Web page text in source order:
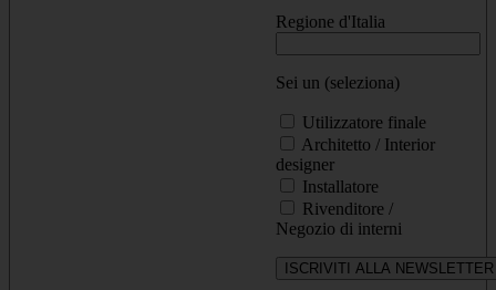
Regione d'Italia
Sei un (seleziona)
Utilizzatore finale
Architetto / Interior
designer
Installatore
Rivenditore /
Negozio di interni